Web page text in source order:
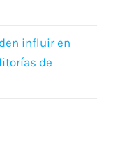
influir en
de